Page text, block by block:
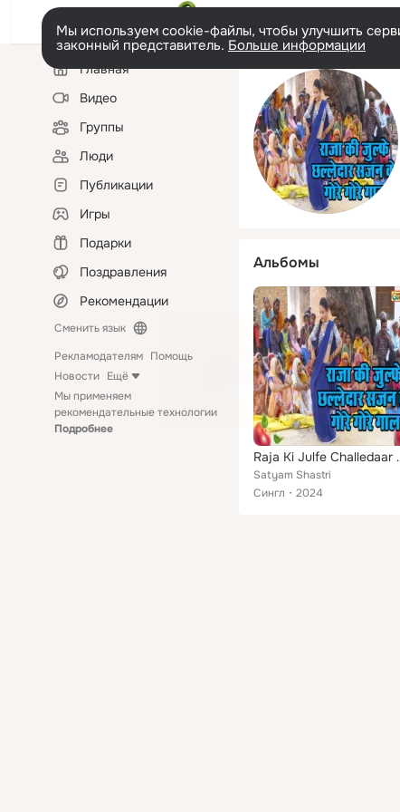
Мы используем cookie-файлы, чтобы улучшить
законный представитель. Больше информации
Левая
колонкаГлавная
Видео
Группы
Люди
Публикации
Игры
Подарки
Поздравления
Рекомендации
Сменить язык
Рекламодателям Помощь
Новости Ещё
Мы применяем
рекомендательные технологии
Подробнее
Альбомы
Raja Ki
Satyam Shastri
Сингл
2024